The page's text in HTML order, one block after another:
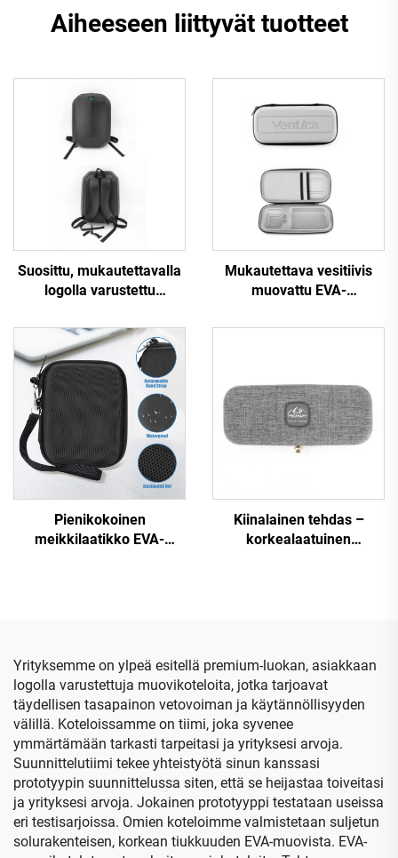
Aiheeseen liittyvät tuotteet
Suosittu, mukautettavalla
logolla varustettu
kannettava ulkoiluun
tarkoitettu vedenpitävä
moottoripyöränpakkauslaukku,
EVA-tietokonepussi
Mukautettava vesitiivis
muovattu EVA-
työkalukotelo
Pienikokoinen
meikkilaatikko EVA-
iskunkestävä, räätälöity
kosmetiikkapussi
Kiinalainen tehdas –
korkealaatuinen
kuljetuskotelo
Yrityksemme on ylpeä esitellä premium-luokan, asiakkaan
logolla varustettuja muovikoteloita, jotka tarjoavat
täydellisen tasapainon vetovoiman ja käytännöllisyyden
välillä. Koteloissamme on tiimi, joka syvenee
ymmärtämään tarkasti tarpeitasi ja yrityksesi arvoja.
Suunnittelutiimi tekee yhteistyötä sinun kanssasi
prototyypin suunnittelussa siten, että se heijastaa toiveitasi
ja yrityksesi arvoja. Jokainen prototyyppi testataan useissa
eri testisarjoissa. Omien koteloimme valmistetaan suljetun
solurakenteisen, korkean tiukkuuden EVA-muovista. EVA-